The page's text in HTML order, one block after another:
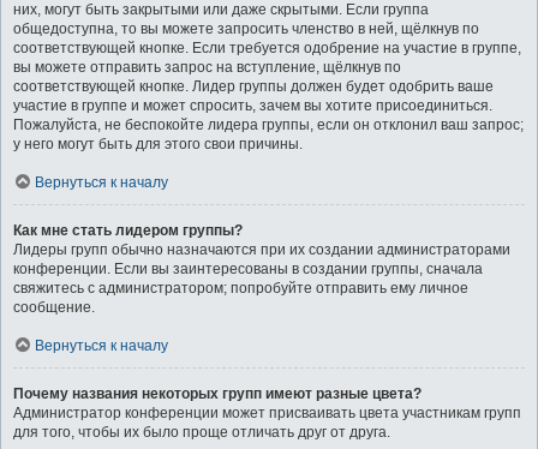
них, могут быть закрытыми или даже скрытыми. Если группа
общедоступна, то вы можете запросить членство в ней, щёлкнув по
соответствующей кнопке. Если требуется одобрение на участие в группе,
вы можете отправить запрос на вступление, щёлкнув по
соответствующей кнопке. Лидер группы должен будет одобрить ваше
участие в группе и может спросить, зачем вы хотите присоединиться.
Пожалуйста, не беспокойте лидера группы, если он отклонил ваш запрос;
у него могут быть для этого свои причины.
Вернуться к началу
Как мне стать лидером группы?
Лидеры групп обычно назначаются при их создании администраторами
конференции. Если вы заинтересованы в создании группы, сначала
свяжитесь с администратором; попробуйте отправить ему личное
сообщение.
Вернуться к началу
Почему названия некоторых групп имеют разные цвета?
Администратор конференции может присваивать цвета участникам групп
для того, чтобы их было проще отличать друг от друга.